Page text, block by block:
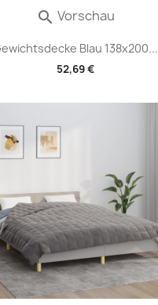
Blau 138x200...
52,69 €
 Vorschau